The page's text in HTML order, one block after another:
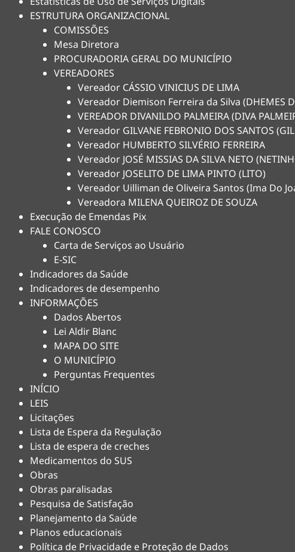
ESTRUTURA ORGANIZACIONAL
COMISSÕES
Mesa Diretora
PROCURADORIA GERAL DO MUNICÍPIO
VEREADORES
Vereador CÁSSIO VINICIUS DE LIMA
Vereador Diemison Ferreira da Silva (DHEMES
VEREADOR DIVANILDO PALMEIRA (DIVA
Vereador GILVANE FEBRONIO DOS SANTOS
Vereador HUMBERTO SILVÉRIO FERREIRA
Vereador JOSÉ MISSIAS DA SILVA NETO
Vereador JOSELITO DE LIMA PINTO (LITO)
Vereador Uilliman de Oliveira Santos (Ima Do
Vereadora MILENA QUEIROZ DE SOUZA
Execução de Emendas Pix
FALE CONOSCO
Carta de Serviços ao Usuário
E-SIC
Indicadores da Saúde
Indicadores de desempenho
INFORMAÇÕES
Dados Abertos
Lei Aldir Blanc
MAPA DO SITE
O MUNICÍPIO
Perguntas Frequentes
INÍCIO
LEIS
Licitações
Lista de Espera da Regulação
Lista de espera de creches
Medicamentos do SUS
Obras
Obras paralisadas
Pesquisa de Satisfação
Planejamento da Saúde
Planos educacionais
Política de Privacidade e Proteção de Dados